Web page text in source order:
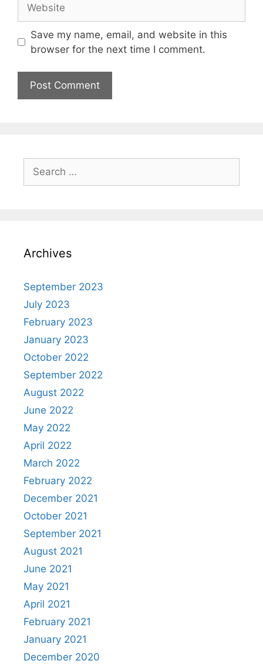
Save my name, email, and website in this
browser for the next time I comment.
Archives
September 2023
July 2023
February 2023
January 2023
October 2022
September 2022
August 2022
June 2022
May 2022
April 2022
March 2022
February 2022
December 2021
October 2021
September 2021
August 2021
June 2021
May 2021
April 2021
February 2021
January 2021
December 2020